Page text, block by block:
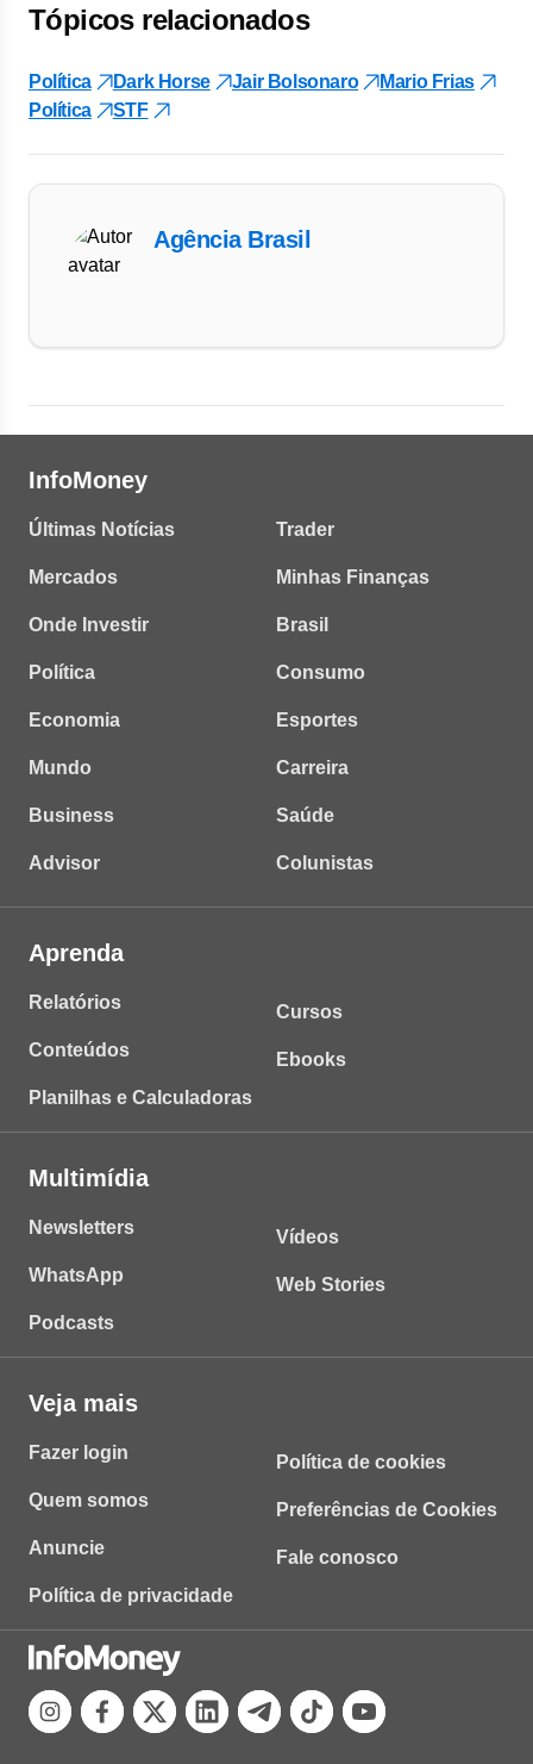
Tópicos relacionados
Política Dark Horse Jair Bolsonaro
Mario Frias
Política
STF
Agência Brasil
InfoMoney
Últimas Notícias
Mercados
Onde Investir
Política
Economia
Mundo
Business
Advisor
Trader
Minhas Finanças
Brasil
Consumo
Esportes
Carreira
Saúde
Colunistas
Aprenda
Relatórios
Conteúdos
Planilhas e Calculadoras
Cursos
Ebooks
Multimídia
Newsletters
WhatsApp
Podcasts
Vídeos
Web Stories
Veja mais
Fazer login
Quem somos
Anuncie
Política de privacidade
Política de cookies
Preferências de Cookies
Fale conosco